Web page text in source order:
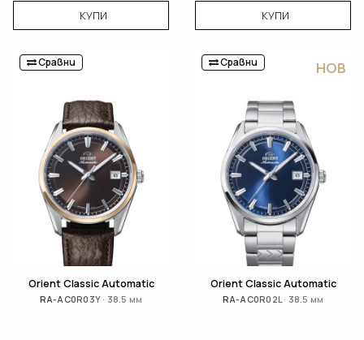
КУПИ КУПИ
Сравни
Orient Classic Automatic
RA-AC0R03Y · 38.5 мм
Сравни НОВ
Orient Classic Automatic
RA-AC0R02L · 38.5 мм